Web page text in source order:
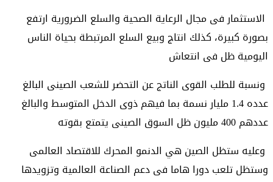
الاستثمار فى مجال الرعاية الصحية والسلع الضرورية ارتفع
بصورة كبيرة، كذلك انتاج وبيع السلع المرتبطة بحياة الناس
اليومية ظل فى انتعاش
ونسبة للطلب القوى الناتج عن التحضر للشعب الصينى البالغ
عدده 1.4 مليار نسمة بما فيهم ذوى الدخل المتوسط والبالغ
عددهم 400 مليون ظل السوق الصينى يتمتع بقوته
وعليه ستظل الصين هي الدنمو المحرك للاقتصاد العالمى
وستظل تلعب دورا هاما فى دعم الصناعة العالمية وتزويدها